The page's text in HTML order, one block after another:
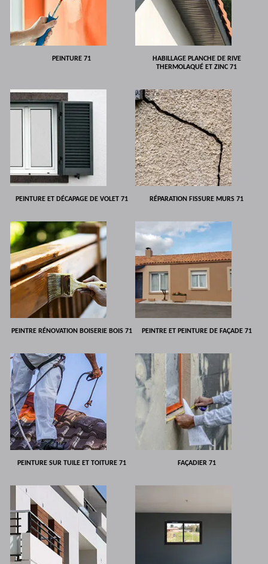
PEINTURE 71
HABILLAGE PLANCHE DE RIVE
THERMOLAQUÉ ET ZINC 71
PEINTURE ET DÉCAPAGE DE VOLET 71 RÉPARATION FISSURE MURS 71
PEINTRE RÉNOVATION BOISERIE BOIS 71 PEINTRE ET PEINTURE DE FAÇADE 71
PEINTURE SUR TUILE ET TOITURE 71 FAÇADIER 71